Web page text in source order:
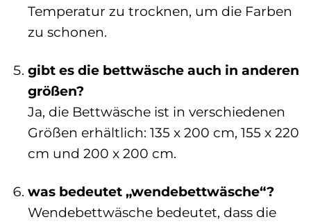
Temperatur zu trocknen, um die Farben
zu schonen.
gibt es die bettwäsche auch in anderen
größen?
Ja, die Bettwäsche ist in verschiedenen
Größen erhältlich: 135 x 200 cm, 155 x 220
cm und 200 x 200 cm.
was bedeutet „wendebettwäsche“?
Wendebettwäsche bedeutet, dass die